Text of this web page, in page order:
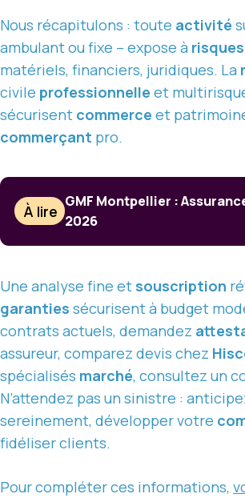
Nous récapitulons : toute activité
ambulant ou fixe – expose à risques
matériels, financiers, juridiques. La
civile professionnelle et
sécurisent commerce et
commerçant pro.
À lire
GMF Montpellier :
2026
Une analyse fine et souscription
garanties sécurisent à budget
contrats actuels, demandez
assureur, comparez devis chez
spécialisés marché, consultez un
N’attendez pas un sinistre :
sereinement, développer votre
fidéliser clients.
Pour compléter ces informations,